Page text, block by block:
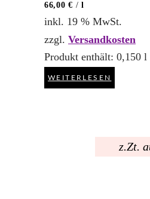
66,00€ /l
inkl. 19 % MwSt.
zzgl. Versandkosten
Produkt enthält: 0,150 l
WEITERLESEN
z.Zt.